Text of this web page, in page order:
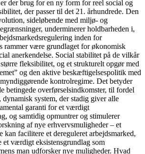
der brug for en ny form for reel social og
der passer til det 21. århundrede. Den
sideløbende med miljø- og
underminerer holdbarheden i,
inden for
rammer være grundlaget for økonomisk
anerkendelse. Social stabilitet på de vilkår
fleksibilitet, og et strukturelt opgør med
og den aktive beskæftigelsespolitik med
kontrolregime. Det betyder
betingede overførselsindkomster, til fordel
system, der stadig giver alle
garanti for et værdigt
og samtidig opmuntrer og stimulerer
af nye erhvervsmuligheder – et
kan facilitere et dereguleret arbejdsmarked,
et værdigt eksistensgrundlag som
man udforsker nye muligheder. Hvad